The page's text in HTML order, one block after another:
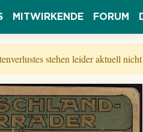
MITWIRKENDE FORUM
stehen leider aktuell